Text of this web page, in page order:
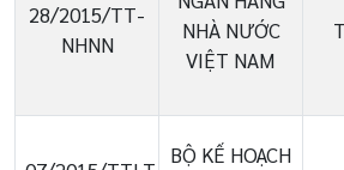
28/2015/TT-
NHNN
NHÀ NƯỚC
VIỆT NAM
BỘ KẾ HOẠCH